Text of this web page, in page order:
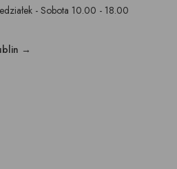
- Sobota 10.00 - 18.00
→